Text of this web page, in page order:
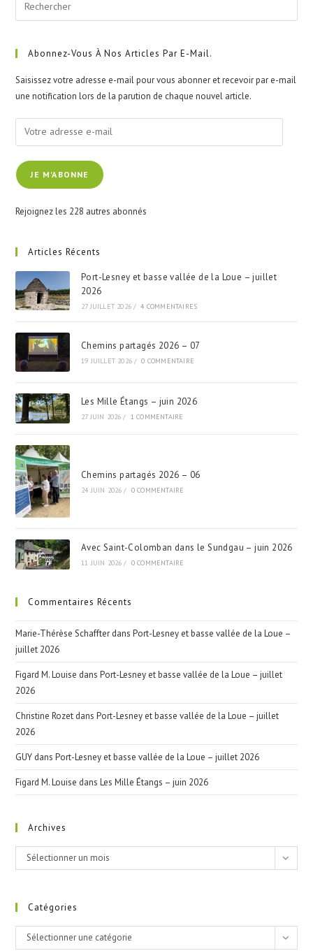
Abonnez-Vous À Nos Articles Par E-Mail.
Saisissez votre adresse e-mail pour vous abonner et recevoir par e-mail
une notification lors de la parution de chaque nouvel article.
Votre
adresse
e-
mailJE M'ABONNE
Rejoignez les 228 autres abonnés
Articles Récents
Port-Lesney et basse vallée de la Loue – juillet
2026
27 JUILLET 2026 / 4 COMMENTAIRES
Chemins partagés 2026 – 07
19 JUILLET 2026 / 0 COMMENTAIRE
Les Mille Étangs – juin 2026
27 JUIN 2026 / 1 COMMENTAIRE
Chemins partagés 2026 – 06
24 JUIN 2026 / 0 COMMENTAIRE
Avec Saint-Colomban dans le Sundgau – juin 2026
11 JUIN 2026 / 0 COMMENTAIRE
Commentaires Récents
Marie-Thérèse Schaffter dansPort-Lesney et basse vallée de la Loue –
juillet 2026
Figard M. Louise dansPort-Lesney et basse vallée de la Loue – juillet
2026
Christine Rozet dansPort-Lesney et basse vallée de la Loue – juillet
2026
GUY dansPort-Lesney et basse vallée de la Loue – juillet 2026
Figard M. Louise dansLes Mille Étangs – juin 2026
Archives
Archives
Sélectionner un mois
Catégories
Catégories
Sélectionner une catégorie